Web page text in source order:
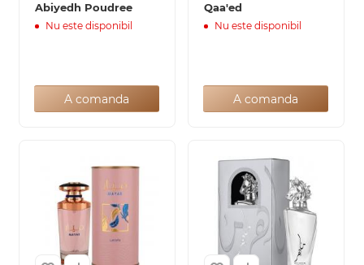
Abiyedh Poudree
Nu este disponibil
A comanda
Qaa'ed
Nu este disponibil
A comanda